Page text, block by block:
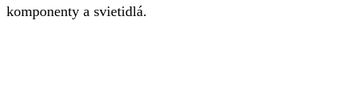
komponenty a svietidlá.